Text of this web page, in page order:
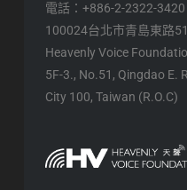
電話：+886-2-2322-3420
100024台北市青島東路
Heavenly Voice
5F-3., No.51, Qingdao E.
City 100, Taiwan (R.O.C)